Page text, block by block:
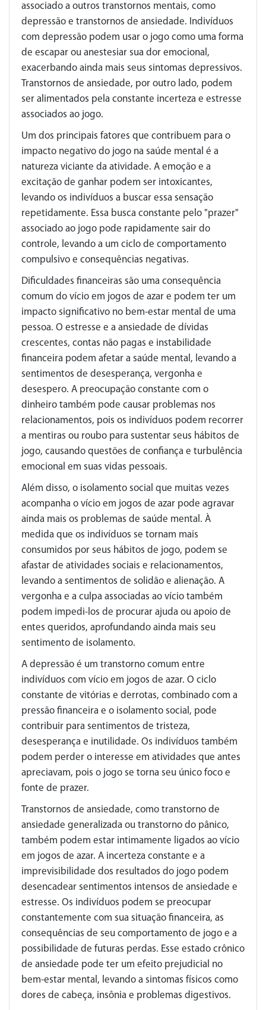
associado a outros transtornos mentais, como
depressão e transtornos de ansiedade. Indivíduos
com depressão podem usar o jogo como uma forma
de escapar ou anestesiar sua dor emocional,
exacerbando ainda mais seus sintomas depressivos.
Transtornos de ansiedade, por outro lado, podem
ser alimentados pela constante incerteza e estresse
associados ao jogo.
Um dos principais fatores que contribuem para o
impacto negativo do jogo na saúde mental é a
natureza viciante da atividade. A emoção e a
excitação de ganhar podem ser intoxicantes,
levando os indivíduos a buscar essa sensação
repetidamente. Essa busca constante pelo "prazer"
associado ao jogo pode rapidamente sair do
controle, levando a um ciclo de comportamento
compulsivo e consequências negativas.
Dificuldades financeiras são uma consequência
comum do vício em jogos de azar e podem ter um
impacto significativo no bem-estar mental de uma
pessoa. O estresse e a ansiedade de dívidas
crescentes, contas não pagas e instabilidade
financeira podem afetar a saúde mental, levando a
sentimentos de desesperança, vergonha e
desespero. A preocupação constante com o
dinheiro também pode causar problemas nos
relacionamentos, pois os indivíduos podem recorrer
a mentiras ou roubo para sustentar seus hábitos de
jogo, causando questões de confiança e turbulência
emocional em suas vidas pessoais.
Além disso, o isolamento social que muitas vezes
acompanha o vício em jogos de azar pode agravar
ainda mais os problemas de saúde mental. À
medida que os indivíduos se tornam mais
consumidos por seus hábitos de jogo, podem se
afastar de atividades sociais e relacionamentos,
levando a sentimentos de solidão e alienação. A
vergonha e a culpa associadas ao vício também
podem impedi-los de procurar ajuda ou apoio de
entes queridos, aprofundando ainda mais seu
sentimento de isolamento.
A depressão é um transtorno comum entre
indivíduos com vício em jogos de azar. O ciclo
constante de vitórias e derrotas, combinado com a
pressão financeira e o isolamento social, pode
contribuir para sentimentos de tristeza,
desesperança e inutilidade. Os indivíduos também
podem perder o interesse em atividades que antes
apreciavam, pois o jogo se torna seu único foco e
fonte de prazer.
Transtornos de ansiedade, como transtorno de
ansiedade generalizada ou transtorno do pânico,
também podem estar intimamente ligados ao vício
em jogos de azar. A incerteza constante e a
imprevisibilidade dos resultados do jogo podem
desencadear sentimentos intensos de ansiedade e
estresse. Os indivíduos podem se preocupar
constantemente com sua situação financeira, as
consequências de seu comportamento de jogo e a
possibilidade de futuras perdas. Esse estado crônico
de ansiedade pode ter um efeito prejudicial no
bem-estar mental, levando a sintomas físicos como
dores de cabeça, insônia e problemas digestivos.